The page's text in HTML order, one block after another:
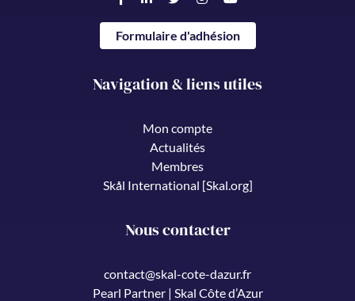
Formulaire d'adhésion
Navigation & liens utiles
Mon compte
Actualités
Membres
Skål International [Skal.org]
Nous contacter
contact@skal-cote-dazur.fr
Pearl Partner | Skal Côte d’Azur